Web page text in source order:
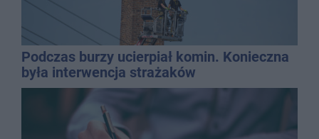
Podczas burzy ucierpiał komin. Konieczna
była interwencja strażaków